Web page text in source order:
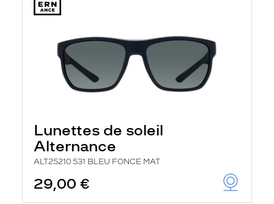
Lunettes de soleil
Alternance
ALT25210 531 BLEU FONCE MAT
29,00 €